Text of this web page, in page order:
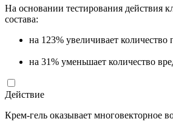
На основании тестирования действия
состава:
на 123% увеличивает
на 31% уменьшает количество
Действие
Крем-гель оказывает многовекторное